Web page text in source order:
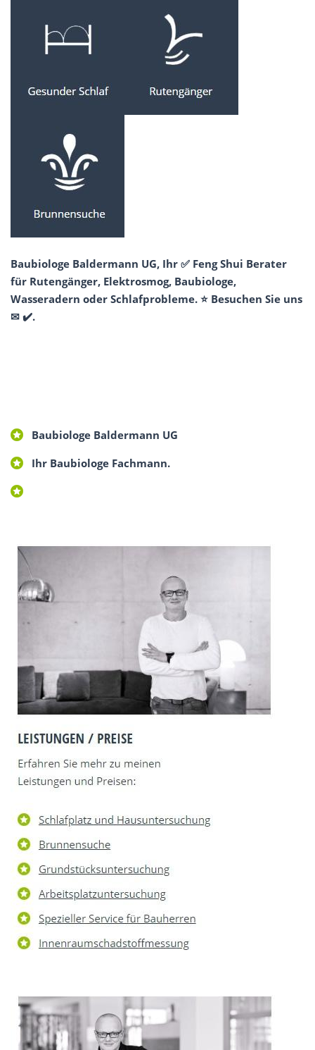
Baubiologe Baldermann UG, Ihr ✅ Feng Shui Berater
für Rutengänger, Elektrosmog, Baubiologe,
Wasseradern oder Schlafprobleme. ⭐ Besuchen Sie uns
✉ ✔️.
Baubiologe Baldermann UG
Ihr Baubiologe Fachmann.